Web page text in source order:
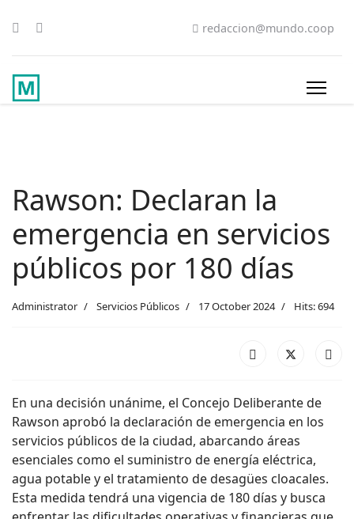
redaccion@mundo.coop
Rawson: Declaran la
emergencia en servicios
públicos por 180 días
Administrator Servicios Públicos 17 October 2024 Hits: 694
En una decisión unánime, el Concejo Deliberante de
Rawson aprobó la declaración de emergencia en los
servicios públicos de la ciudad, abarcando áreas
esenciales como el suministro de energía eléctrica,
agua potable y el tratamiento de desagües cloacales.
Esta medida tendrá una vigencia de 180 días y busca